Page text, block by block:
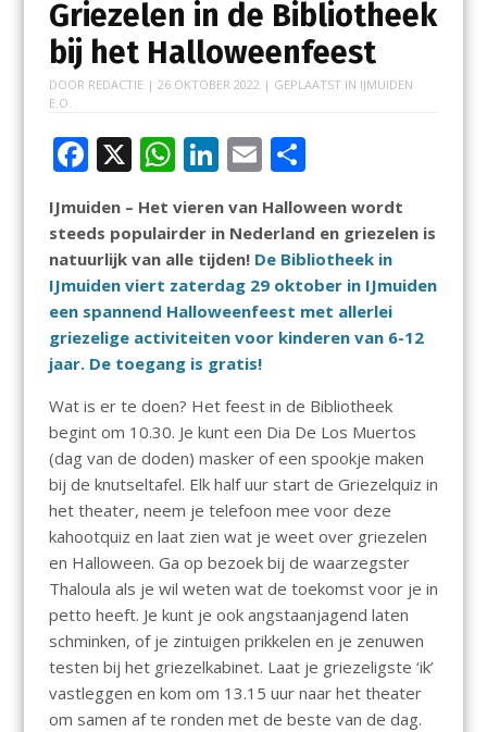
Griezelen in de Bibliotheek
bij het Halloweenfeest
DOOR REDACTIE | 26 OKTOBER 2022 | GEPLAATST IN IJMUIDEN
E.O.
F
ac
e
b
o
o
k
X W
h
at
s
A
p
p
Li
k
e
dI
n
E
m
ai
l
D
e
n
IJmuiden – Het vieren van Halloween wordt
steeds populairder in Nederland en griezelen is
natuurlijk van alle tijden! De Bibliotheek in
IJmuiden viert zaterdag 29 oktober in IJmuiden
een spannend Halloweenfeest met allerlei
griezelige activiteiten voor kinderen van 6-12
jaar. De toegang is gratis!
Wat is er te doen? Het feest in de Bibliotheek
begint om 10.30. Je kunt een Dia De Los Muertos
(dag van de doden) masker of een spookje maken
bij de knutseltafel. Elk half uur start de Griezelquiz in
het theater, neem je telefoon mee voor deze
kahootquiz en laat zien wat je weet over griezelen
en Halloween. Ga op bezoek bij de waarzegster
Thaloula als je wil weten wat de toekomst voor je in
petto heeft. Je kunt je ook angstaanjagend laten
schminken, of je zintuigen prikkelen en je zenuwen
testen bij het griezelkabinet. Laat je griezeligste ‘ik’
vastleggen en kom om 13.15 uur naar het theater
om samen af te ronden met de beste van de dag.